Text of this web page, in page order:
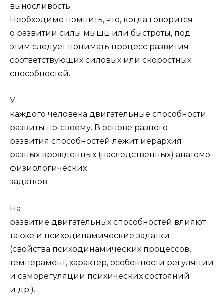
выносливость.
Необходимо помнить, что, когда говорится
о развитии силы мышц или быстроты, под
этим следует понимать процесс развития
соответствующих силовых или скоростных
способностей.
У
каждого человека двигательные способности
развиты по-своему. В основе разного
развития способностей лежит иерархия
разных врожденных (наследственных) анатомо-
физиологических
задатков:
На
развитие двигательных способностей влияют
также и психодинамические задатки
(свойства психодинамических процессов,
темперамент, характер, особенности регуляции
и саморегуляции психических состояний
и др.).